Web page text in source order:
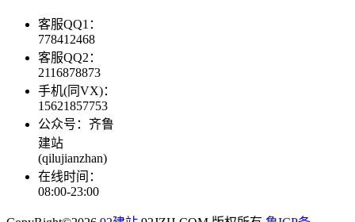
客服QQ1：
778412468
客服QQ2：
2116878873
手机(同VX)：
15621857753
公众号：齐鲁
建站
(qilujianzhan)
在线时间：
08:00-23:00